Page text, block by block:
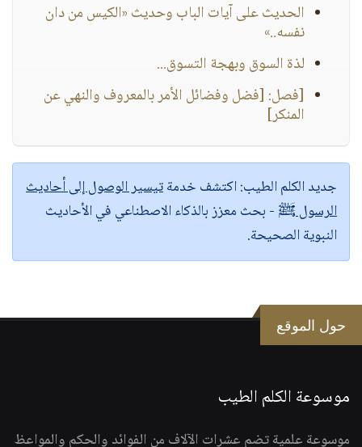
الحديث على آيات الباب وحديث «الكيس من دان
نفسه..»
لذة السوق وبهجة التسوق...
[فصل: [فضل وفضائل الأمر بالمعروف والنهي عن
المنكر]
جديد الكلم الطيب:اكتشف خدمةتيسير الوصول إلى أحاديث
الرسول ﷺ - بحث معزز بالذكاء الاصطناعي في الأحاديث
النبوية الصحيحة.
حول الموقع
موسوعة الكلم الطيب
موسوعة علمية تضم عشرات الآلاف من الفوائد والحكم والمواعظ